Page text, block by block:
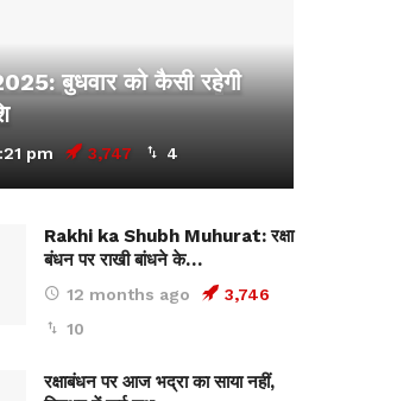
बुधवार को कैसी रहेगी
pm 3,747 4
Rakhi ka Shubh Muhurat: रक्षा
बंधन पर राखी बांधने के…
12 months ago
3,746
10
रक्षाबंधन पर आज भद्रा का साया नहीं,